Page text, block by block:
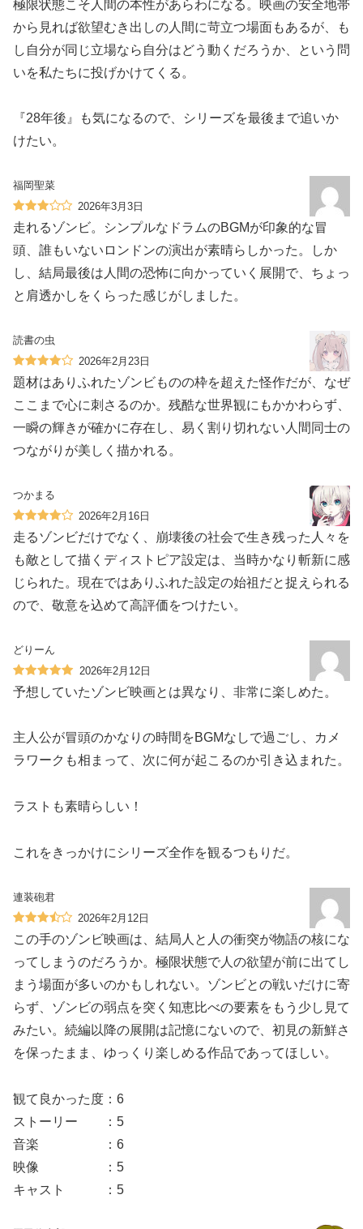
極限状態こそ人間の本性があらわになる。映画の安全地帯
から見れば欲望むき出しの人間に苛立つ場面もあるが、も
し自分が同じ立場なら自分はどう動くだろうか、という問
いを私たちに投げかけてくる。
『28年後』も気になるので、シリーズを最後まで追いか
けたい。
福岡聖菜
2026年3月3日
走れるゾンビ。シンプルなドラムのBGMが印象的な冒
頭、誰もいないロンドンの演出が素晴らしかった。しか
し、結局最後は人間の恐怖に向かっていく展開で、ちょっ
と肩透かしをくらった感じがしました。
読書の虫
2026年2月23日
題材はありふれたゾンビものの枠を超えた怪作だが、なぜ
ここまで心に刺さるのか。残酷な世界観にもかかわらず、
一瞬の輝きが確かに存在し、易く割り切れない人間同士の
つながりが美しく描かれる。
つかまる
2026年2月16日
走るゾンビだけでなく、崩壊後の社会で生き残った人々を
も敵として描くディストピア設定は、当時かなり斬新に感
じられた。現在ではありふれた設定の始祖だと捉えられる
ので、敬意を込めて高評価をつけたい。
どりーん
2026年2月12日
予想していたゾンビ映画とは異なり、非常に楽しめた。
主人公が冒頭のかなりの時間をBGMなしで過ごし、カメ
ラワークも相まって、次に何が起こるのか引き込まれた。
ラストも素晴らしい！
これをきっかけにシリーズ全作を観るつもりだ。
連装砲君
2026年2月12日
この手のゾンビ映画は、結局人と人の衝突が物語の核にな
ってしまうのだろうか。極限状態で人の欲望が前に出てし
まう場面が多いのかもしれない。ゾンビとの戦いだけに寄
らず、ゾンビの弱点を突く知恵比べの要素をもう少し見て
みたい。続編以降の展開は記憶にないので、初見の新鮮さ
を保ったまま、ゆっくり楽しめる作品であってほしい。
観て良かった度：6
ストーリー ：5
音楽 ：6
映像 ：5
キャスト ：5